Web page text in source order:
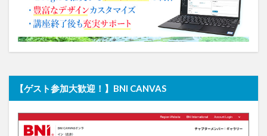
【ゲスト参加大歓迎！】BNI CANVAS